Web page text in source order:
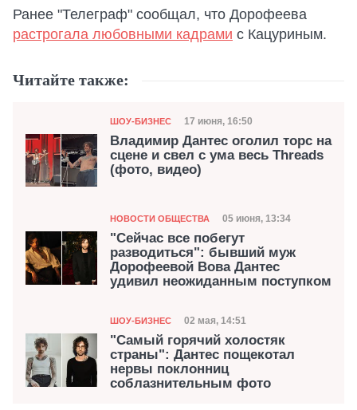
Ранее "Телеграф" сообщал, что Дорофеева
растрогала любовными кадрами с Кацуриным.
Читайте также:
Категория
ШОУ-БИЗНЕС Дата публикации
17 июня, 16:50
Владимир Дантес оголил торс на
сцене и свел с ума весь Threads
(фото, видео)
Категория
НОВОСТИ ОБЩЕСТВА Дата публикации
05 июня, 13:34
"Сейчас все побегут
разводиться": бывший муж
Дорофеевой Вова Дантес
удивил неожиданным поступком
Категория
ШОУ-БИЗНЕС Дата публикации
02 мая, 14:51
"Самый горячий холостяк
страны": Дантес пощекотал
нервы поклонниц
соблазнительным фото